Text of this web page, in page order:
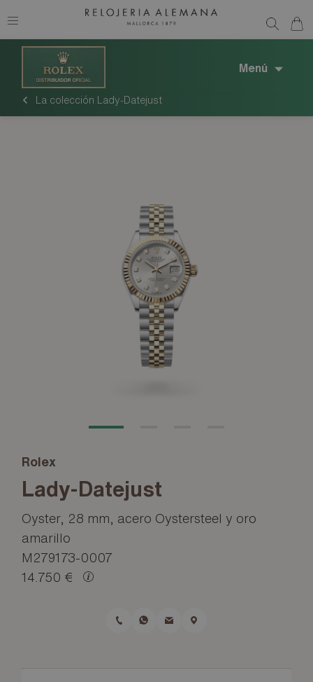
Menú
La colección Lady-Datejust
Rolex
Lady-Datejust
Oyster, 28 mm, acero Oystersteel y oro
amarillo
M279173-0007
14.750 €